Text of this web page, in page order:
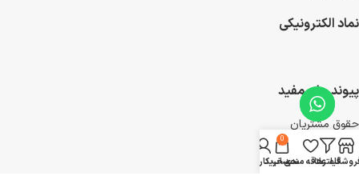
نماد الکترونیکی
پیوند های مفید
حقوق مشتریان
رویه بازگشت کالا
شرایط استفاده
فیلترهاعلاقه مندی
0
سبد خرید
حساب کاربری من